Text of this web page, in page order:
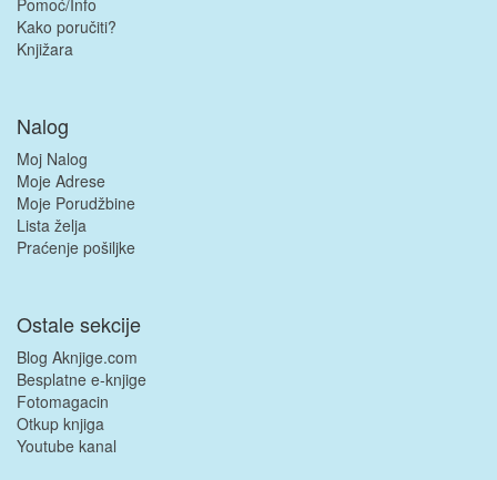
Kako poručiti?
Knjižara
Nalog
Moj Nalog
Moje Adrese
Moje Porudžbine
Lista želja
Praćenje pošiljke
Ostale sekcije
Blog Aknjige.com
Besplatne e-knjige
Fotomagacin
Otkup knjiga
Youtube kanal